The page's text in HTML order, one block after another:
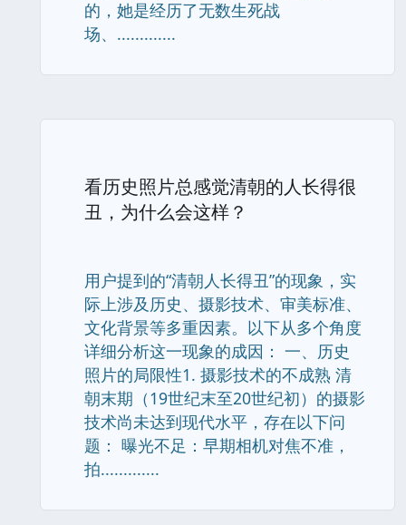
的，她是经历了无数生死战
场、.............
看历史照片总感觉清朝的人长得很
丑，为什么会这样？
用户提到的“清朝人长得丑”的现象，实
际上涉及历史、摄影技术、审美标准、
文化背景等多重因素。以下从多个角度
详细分析这一现象的成因： 一、历史
照片的局限性1. 摄影技术的不成熟 清
朝末期（19世纪末至20世纪初）的摄影
技术尚未达到现代水平，存在以下问
题： 曝光不足：早期相机对焦不准，
拍.............